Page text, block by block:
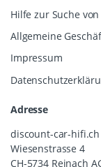
Hilfe zur Suche
Allgemeine
Impressum
Adresse
discount-car-hifi.ch
Wiesenstrasse 4
CH-5734 Reinach